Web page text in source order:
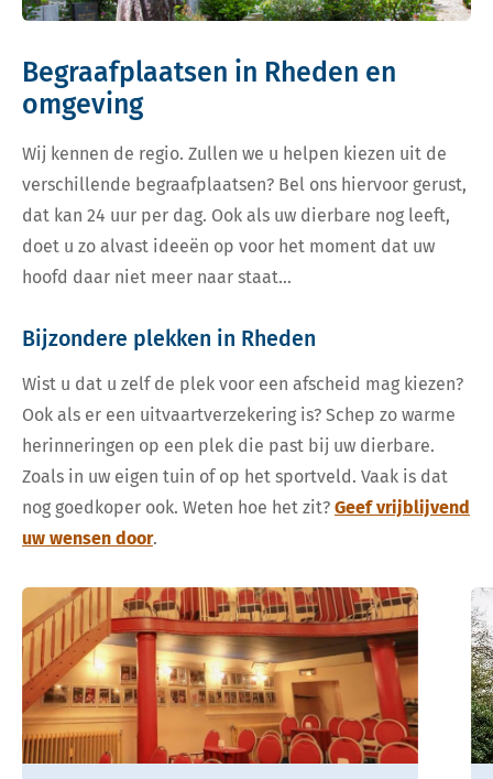
Begraafplaatsen in Rheden en
omgeving
Wij kennen de regio. Zullen we u helpen kiezen uit de
verschillende begraafplaatsen? Bel ons hiervoor gerust,
dat kan 24 uur per dag. Ook als uw dierbare nog leeft,
doet u zo alvast ideeën op voor het moment dat uw
hoofd daar niet meer naar staat…
Bijzondere plekken in Rheden
Wist u dat u zelf de plek voor een afscheid mag kiezen?
Ook als er een uitvaartverzekering is? Schep zo warme
herinneringen op een plek die past bij uw dierbare.
Zoals in uw eigen tuin of op het sportveld. Vaak is dat
nog goedkoper ook. Weten hoe het zit? Geef vrijblijvend
uw wensen door.